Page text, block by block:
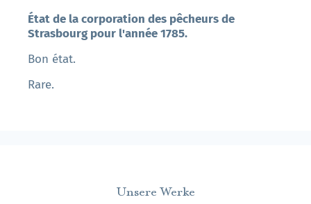
État de la corporation des pêcheurs de
Strasbourg pour l'année 1785.
Bon état.
Rare.
Unsere Werke